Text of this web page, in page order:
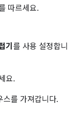
따르세요.
기 를 사용 설정합니
요.
스를 가져갑니다.